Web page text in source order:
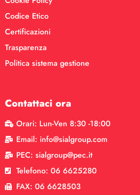
Codice Etico
Certificazioni
Trasparenza
Politica sistema gestione
Contattaci ora
Orari: Lun-Ven 8:30 -18:00
Email: info@sialgroup.com
PEC: sialgroup@pec.it
Telefono: 06 6625280
FAX: 06 6628503